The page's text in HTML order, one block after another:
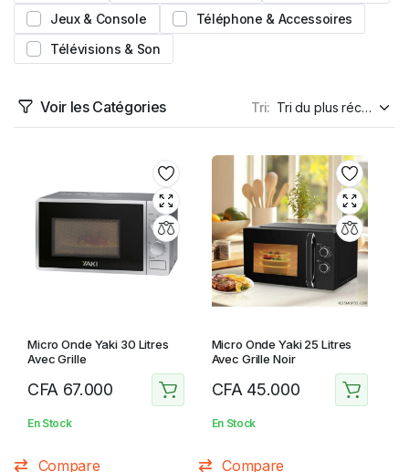
Jeux & Console
Téléphone & Accessoires
Télévisions & Son
Voir les Catégories Tri:
Micro Onde Yaki 30 Litres
Avec Grille
CFA 67.000
En Stock
Compare
Micro Onde Yaki 25 Litres
Avec Grille Noir
CFA 45.000
En Stock
Compare